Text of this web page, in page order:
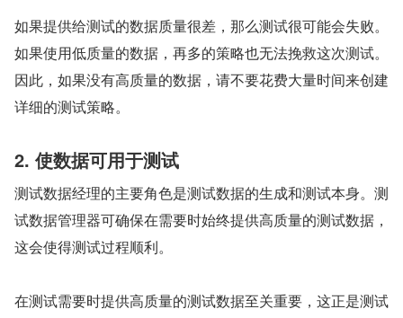
如果提供给测试的数据质量很差，那么测试很可能会失败。
如果使用低质量的数据，再多的策略也无法挽救这次测试。
因此，如果没有高质量的数据，请不要花费大量时间来创建
详细的测试策略。
2. 使数据可用于测试
测试数据经理的主要角色是测试数据的生成和测试本身。测
试数据管理器可确保在需要时始终提供高质量的测试数据，
这会使得测试过程顺利。
在测试需要时提供高质量的测试数据至关重要，这正是测试